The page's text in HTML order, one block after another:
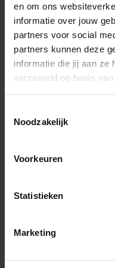
en om ons
informatie over jouw
partners voor social
partners kunnen deze
informatie die jij aan ze
verzameld op basis
Noodzakelijk
Voorkeuren
Statistieken
Marketing
tijd plaatsvinden?
Ben je
spoorwerkcheck.